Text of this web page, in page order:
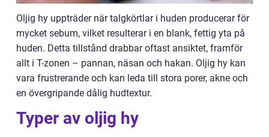
Oljig hy uppträder när talgkörtlar i huden producerar för
mycket sebum, vilket resulterar i en blank, fettig yta på
huden. Detta tillstånd drabbar oftast ansiktet, framför
allt i T-zonen – pannan, näsan och hakan. Oljig hy kan
vara frustrerande och kan leda till stora porer, akne och
en övergripande dålig hudtextur.
Typer av oljig hy